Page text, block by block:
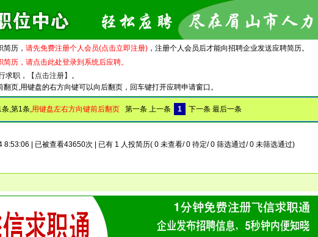
历， 请先免费注册个人会员(点击立即注册) ，注册个人会员后才能向招聘企业发送应聘简历。
历，请点击此处登录到系统后应聘。
求职，
【点击注册】 。
页,用键盘的右方向键可以向后翻页，回车键打开应聘申请窗口。
条,第1条,用键盘左右方向键前后翻页 第一条 上一条 1 下一条 最后一条
8:53:06 | 已被查看43650次 | 已有 1 人投简历( 0 未查看/ 0 待定/ 0 筛选通过/ 0 未筛选通过)